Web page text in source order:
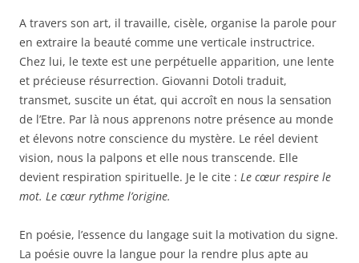
A travers son art, il travaille, cisèle, organise la parole pour
en extraire la beauté comme une verticale instructrice.
Chez lui, le texte est une perpétuelle apparition, une lente
et précieuse résurrection. Giovanni Dotoli traduit,
transmet, suscite un état, qui accroît en nous la sensation
de l’Etre. Par là nous apprenons notre présence au monde
et élevons notre conscience du mystère. Le réel devient
vision, nous la palpons et elle nous transcende. Elle
devient respiration spirituelle. Je le cite : Le cœur respire le
mot. Le cœur rythme l’origine.
En poésie, l’essence du langage suit la motivation du signe.
La poésie ouvre la langue pour la rendre plus apte au